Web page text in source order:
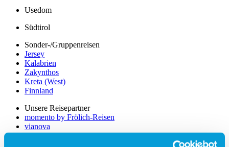
Usedom
Südtirol
Sonder-/Gruppenreisen
Jersey
Kalabrien
Zakynthos
Kreta (West)
Finnland
Unsere Reisepartner
momento by Frölich-Reisen
vianova